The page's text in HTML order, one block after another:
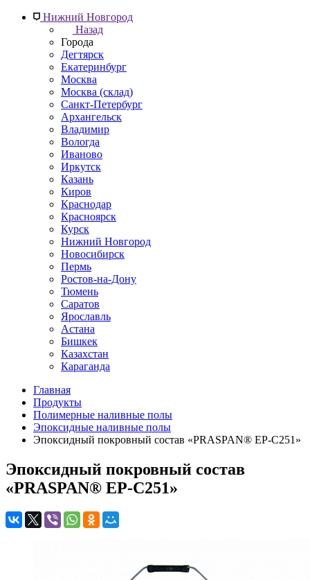
Нижний Новгород
Назад
Города
Дегтярск
Екатеринбург
Москва
Москва (склад)
Санкт-Петербург
Архангельск
Владимир
Вологда
Иваново
Иркутск
Казань
Киров
Краснодар
Красноярск
Курск
Нижний Новгород
Новосибирск
Пермь
Ростов-на-Дону
Тюмень
Саратов
Ярославль
Астана
Бишкек
Казахстан
Караганда
Главная
Продукты
Полимерные наливные полы
Эпоксидные наливные полы
Эпоксидный покровный состав «PRASPAN® EP-C251»
Эпоксидный покровный состав
«PRASPAN® EP-C251»